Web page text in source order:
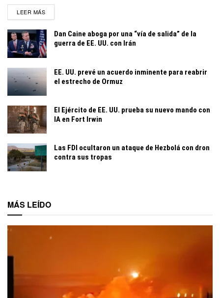
LEER MÁSDETAILS
Dan Caine aboga por una “vía de salida” de la
guerra de EE. UU. con Irán
EE. UU. prevé un acuerdo inminente para reabrir
el estrecho de Ormuz
El Ejército de EE. UU. prueba su nuevo mando con
IA en Fort Irwin
Las FDI ocultaron un ataque de Hezbolá con dron
contra sus tropas
MÁS LEÍDO